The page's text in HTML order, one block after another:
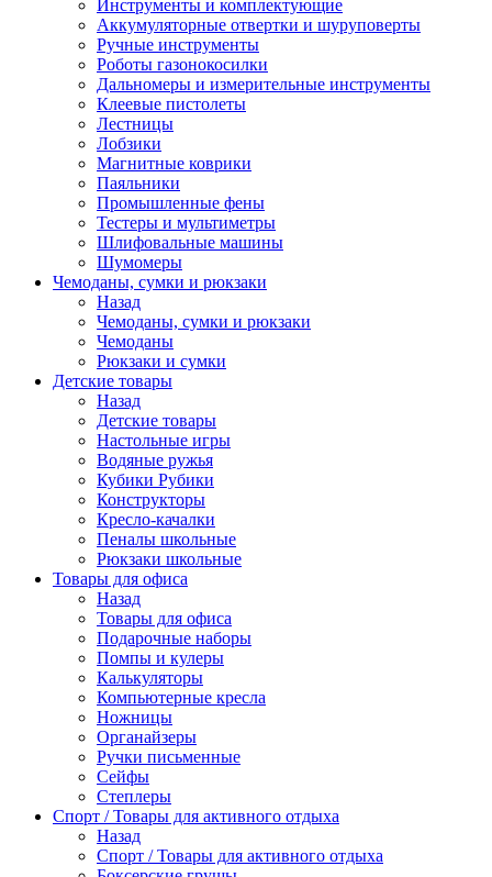
Инструменты и комплектующие
Аккумуляторные отвертки и шуруповерты
Ручные инструменты
Роботы газонокосилки
Дальномеры и измерительные инструменты
Клеевые пистолеты
Лестницы
Лобзики
Магнитные коврики
Паяльники
Промышленные фены
Тестеры и мультиметры
Шлифовальные машины
Шумомеры
Чемоданы, сумки и рюкзаки
Назад
Чемоданы, сумки и рюкзаки
Чемоданы
Рюкзаки и сумки
Детские товары
Назад
Детские товары
Настольные игры
Водяные ружья
Кубики Рубики
Конструкторы
Кресло-качалки
Пеналы школьные
Рюкзаки школьные
Товары для офиса
Назад
Товары для офиса
Подарочные наборы
Помпы и кулеры
Калькуляторы
Компьютерные кресла
Ножницы
Органайзеры
Ручки письменные
Сейфы
Степлеры
Спорт / Товары для активного отдыха
Назад
Спорт / Товары для активного отдыха